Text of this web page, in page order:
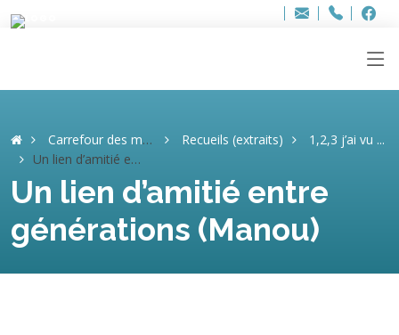
Adresse
info..hâthe..
Tel.
Tel.
Carrefour des mémoires Recueils (extraits)
1,2,3 j’ai vu ...
Un lien d’amitié entre générations (Manou)
Un lien d’amitié entre
générations (Manou)